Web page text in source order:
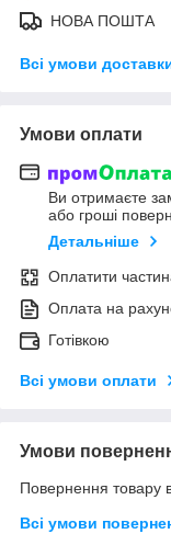
НОВА ПОШТА
Всі умови
Умови оплати
Ви отримаєте
або гроші
Детальніше
Оплатити
Оплата на
Готівкою
Всі умови оплати
Умови
Повернення товару
Всі умови